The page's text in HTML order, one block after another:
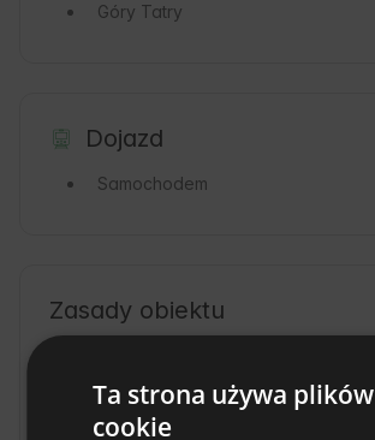
Góry Tatry
Dojazd
Samochodem
Zasady obiektu
Godzina wymeldowania: Do 11:00
Rezerwacja bezzwrotna
Ta strona używa plików
cookie